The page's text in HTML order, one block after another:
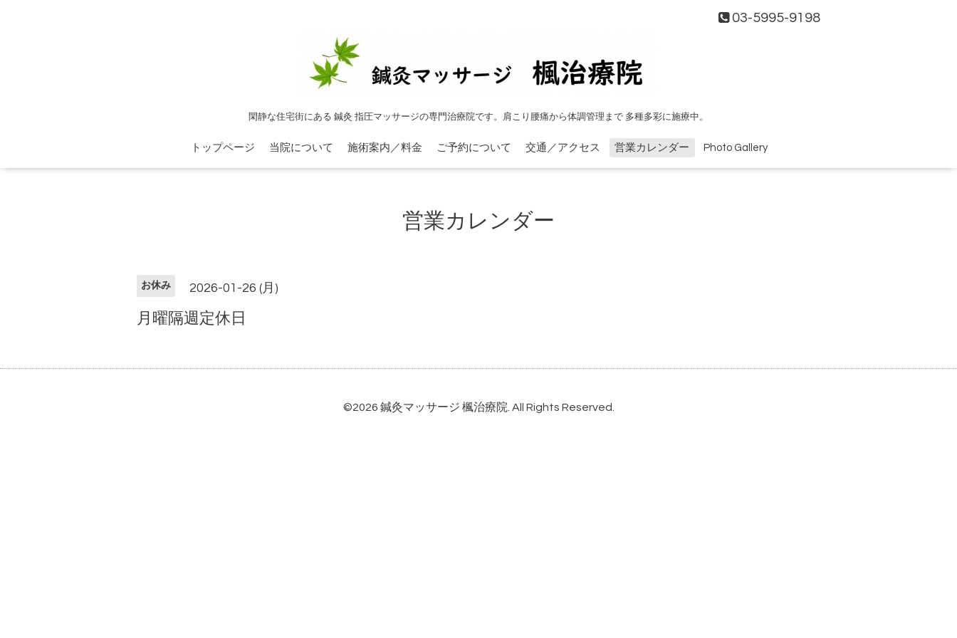
03-5995-9198
閑静な住宅街にある 鍼灸 指圧マッサージの専門治療院です。肩こり腰痛から体調管理まで 多種多彩に施療中。
トップページ 当院について 施術案内／料金 ご予約について 交通／アクセス 営業カレンダー Photo Gallery
営業カレンダー
お休み 2026-01-26 (月)
月曜隔週定休日
©2026 鍼灸マッサージ 楓治療院. All Rights Reserved.